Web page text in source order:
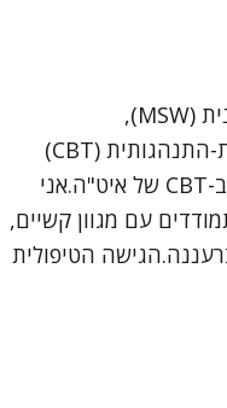
שמי ורוניקה, עובדת סוציאלית קלינית (MSW),
פסיכותרפיסטית ומטפלת קוגניטיבית-התנהגותית (CBT)
מוסמכת, בתהליך הסמכה להדרכה ב-CBT של איט"ה.אני
מעל גיל 18 המתמודדים עם מגוון קשיים,
הטיפולית